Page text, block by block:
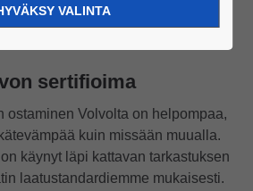
sinulle
sertifioima
ostaminen Volvolta on helpompaa,
kuin missään muualla.
käynyt läpi kattavan tarkastuksen
laatustandardiemme mukaisesti.